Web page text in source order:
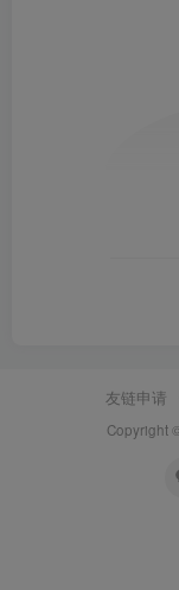
友链申请
Copyright